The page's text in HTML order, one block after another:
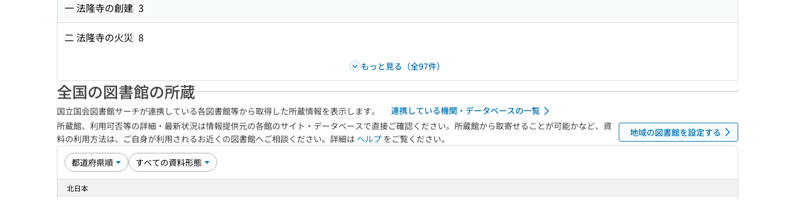
一 法隆寺の創建 3
二 法隆寺の火災 8
もっと見る（全97件）
全国の図書館の所蔵
国立国会図書館サーチが連携している各図書館等から取得した所蔵情報を表示します。
連携している機関・データベースの一覧
所蔵館、利用可否等の詳細・最新状況は情報提供元の各館のサイト・データベースで直接ご確認ください。所蔵館から取寄せることが可能かなど、資
料の利用方法は、ご自身が利用されるお近くの図書館へご相談ください。詳細は ヘルプ をご覧ください。
地域の図書館を設定する
北日本